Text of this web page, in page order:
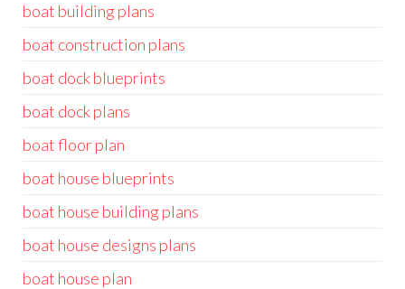
boat building plans
boat construction plans
boat dock blueprints
boat dock plans
boat floor plan
boat house blueprints
boat house building plans
boat house designs plans
boat house plan